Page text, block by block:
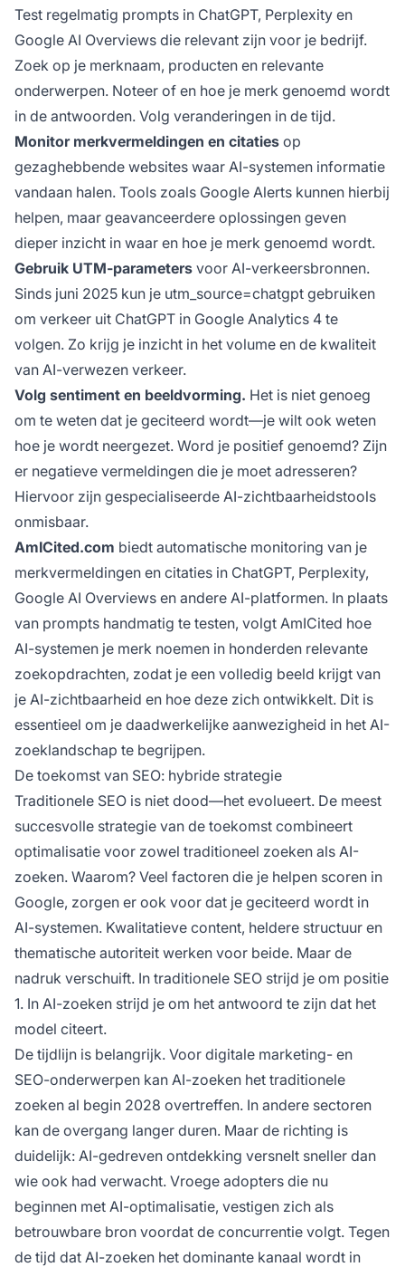
Test regelmatig prompts in ChatGPT, Perplexity en
Google AI Overviews die relevant zijn voor je bedrijf.
Zoek op je merknaam, producten en relevante
onderwerpen. Noteer of en hoe je merk genoemd wordt
in de antwoorden. Volg veranderingen in de tijd.
Monitor merkvermeldingen en citaties op
gezaghebbende websites waar AI-systemen informatie
vandaan halen. Tools zoals Google Alerts kunnen hierbij
helpen, maar geavanceerdere oplossingen geven
dieper inzicht in waar en hoe je merk genoemd wordt.
Gebruik UTM-parameters voor AI-verkeersbronnen.
Sinds juni 2025 kun je utm_source=chatgpt gebruiken
om verkeer uit ChatGPT in Google Analytics 4 te
volgen. Zo krijg je inzicht in het volume en de kwaliteit
van AI-verwezen verkeer.
Volg sentiment en beeldvorming. Het is niet genoeg
om te weten dat je geciteerd wordt—je wilt ook weten
hoe je wordt neergezet. Word je positief genoemd? Zijn
er negatieve vermeldingen die je moet adresseren?
Hiervoor zijn gespecialiseerde AI-zichtbaarheidstools
onmisbaar.
AmICited.com biedt automatische monitoring van je
merkvermeldingen en citaties in ChatGPT, Perplexity,
Google AI Overviews en andere AI-platformen. In plaats
van prompts handmatig te testen, volgt AmICited hoe
AI-systemen je merk noemen in honderden relevante
zoekopdrachten, zodat je een volledig beeld krijgt van
je AI-zichtbaarheid en hoe deze zich ontwikkelt. Dit is
essentieel om je daadwerkelijke aanwezigheid in het AI-
zoeklandschap te begrijpen.
De toekomst van SEO: hybride strategie
Traditionele SEO is niet dood—het evolueert. De meest
succesvolle strategie van de toekomst combineert
optimalisatie voor zowel traditioneel zoeken als AI-
zoeken. Waarom? Veel factoren die je helpen scoren in
Google, zorgen er ook voor dat je geciteerd wordt in
AI-systemen. Kwalitatieve content, heldere structuur en
thematische autoriteit werken voor beide. Maar de
nadruk verschuift. In traditionele SEO strijd je om positie
1. In AI-zoeken strijd je om het antwoord te zijn dat het
model citeert.
De tijdlijn is belangrijk. Voor digitale marketing- en
SEO-onderwerpen kan AI-zoeken het traditionele
zoeken al begin 2028 overtreffen. In andere sectoren
kan de overgang langer duren. Maar de richting is
duidelijk: AI-gedreven ontdekking versnelt sneller dan
wie ook had verwacht. Vroege adopters die nu
beginnen met AI-optimalisatie, vestigen zich als
betrouwbare bron voordat de concurrentie volgt. Tegen
de tijd dat AI-zoeken het dominante kanaal wordt in